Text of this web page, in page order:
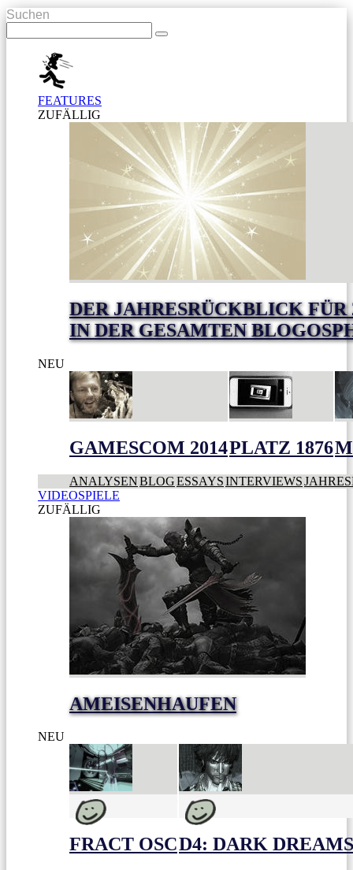
Suchen
FEATURES
ZUFÄLLIG
DER JAHRESRÜCKBLICK
IN DER GESAMTEN
NEU
GAMESCOM 2014PLATZ 1876
ANALYSENBLOGESSAYSINTERVIEWS
VIDEOSPIELE
ZUFÄLLIG
AMEISENHAUFEN
NEU
FRACT OSCD4: DARK